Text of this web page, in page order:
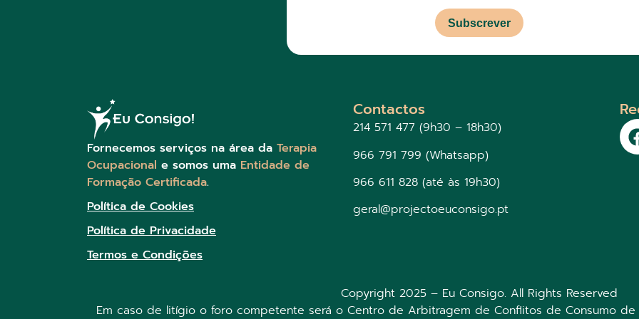
Subscrever
Fornecemos serviços na área da Terapia
Ocupacional e somos uma Entidade de
Formação Certificada.
Política de Cookies
Política de Privacidade
Termos e Condições
Contactos
214 571 477 (9h30 – 18h30)
966 791 799 (Whatsapp)
966 611 828 (até às 19h30)
geral@projectoeuconsigo.pt
Copyright 2025 – Eu Consigo. All Rights Reserved
Em caso de litígio o foro competente será o Centro de Arbitragem de Conflitos de Consumo